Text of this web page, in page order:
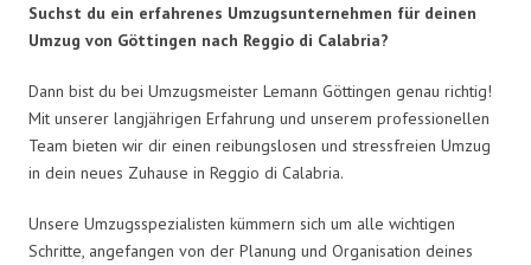
Suchst du ein erfahrenes Umzugsunternehmen für deinen
Umzug von Göttingen nach Reggio di Calabria?
Dann bist du bei Umzugsmeister Lemann Göttingen genau richtig!
Mit unserer langjährigen Erfahrung und unserem professionellen
Team bieten wir dir einen reibungslosen und stressfreien Umzug
in dein neues Zuhause in Reggio di Calabria.
Unsere Umzugsspezialisten kümmern sich um alle wichtigen
Schritte, angefangen von der Planung und Organisation deines